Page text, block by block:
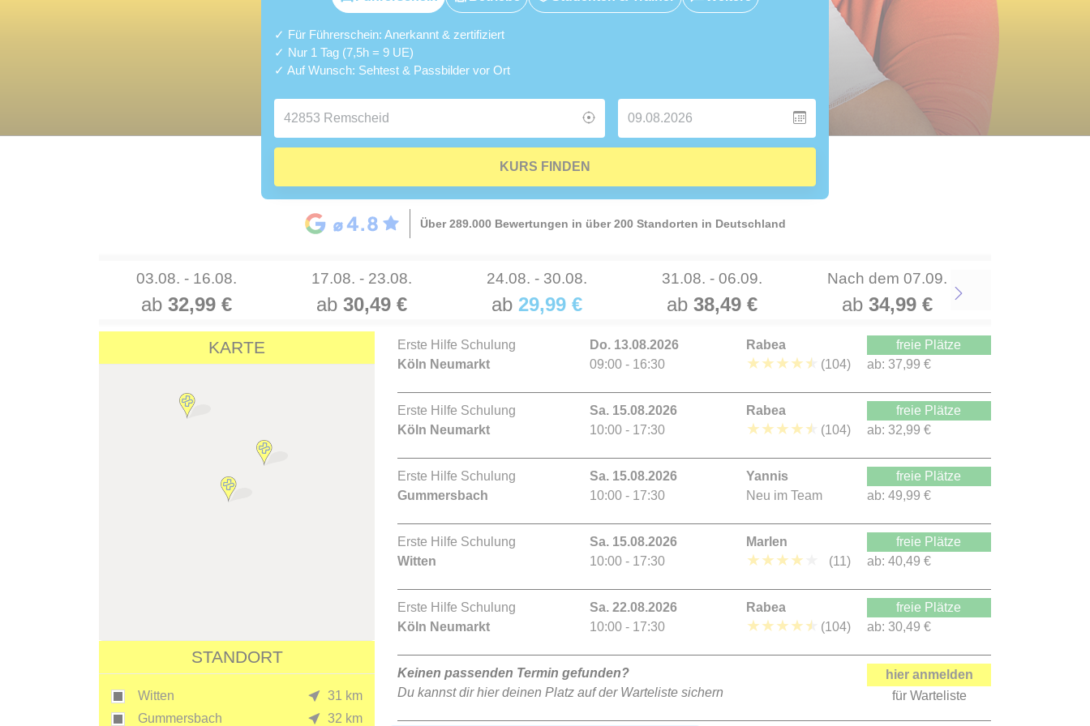
✓ Für Führerschein: Anerkannt & zertifiziert
✓ Nur 1 Tag (7,5h = 9 UE)
✓ Auf Wunsch: Sehtest & Passbilder vor Ort
KURS FINDEN
Über 289.000 Bewertungen in über 200 Standorten in Deutschland
03.08. - 16.08.
ab 32,99 €
17.08. - 23.08.
ab 30,49 €
24.08. - 30.08.
ab 29,99 €
31.08. - 06.09.
ab 38,49 €
Nach dem 07.09.
ab 34,99 € Next
KARTE
STANDORT
Witten
31 km
Gummersbach
32 km
Erste Hilfe Schulung
Köln Neumarkt
Do. 13.08.2026
09:00 - 16:30
Rabea
★★★★★ (104)
freie Plätze
ab: 37,99 €
Erste Hilfe Schulung
Köln Neumarkt
Sa. 15.08.2026
10:00 - 17:30
Rabea
★★★★★ (104)
freie Plätze
ab: 32,99 €
Erste Hilfe Schulung
Gummersbach
Sa. 15.08.2026
10:00 - 17:30
Yannis
Neu im Team
freie Plätze
ab: 49,99 €
Erste Hilfe Schulung
Witten
Sa. 15.08.2026
10:00 - 17:30
Marlen
★★★★ (11)
freie Plätze
ab: 40,49 €
Erste Hilfe Schulung
Köln Neumarkt
Sa. 22.08.2026
10:00 - 17:30
Rabea
★★★★★ (104)
freie Plätze
ab: 30,49 €
Keinen passenden Termin gefunden?
Du kannst dir hier deinen Platz auf der Warteliste sichern
hier anmelden
für Warteliste